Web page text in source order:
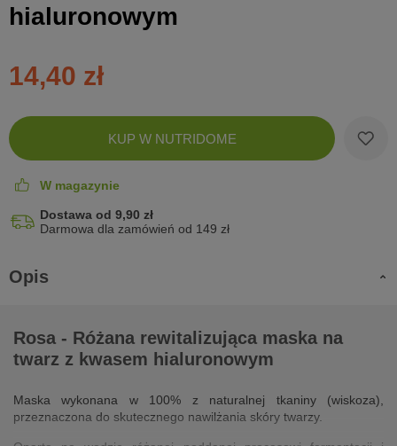
hialuronowym
14,40 zł
Zobacz
koszyk
KUP W NUTRIDOME
W magazynie
Dostawa od 9,90 zł
Darmowa dla zamówień od 149 zł
Opis
Rosa - Różana rewitalizująca maska na
twarz z kwasem hialuronowym
Maska wykonana w 100% z naturalnej tkaniny (wiskoza),
przeznaczona do skutecznego nawilżania skóry twarzy.